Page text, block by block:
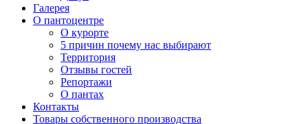
Галерея
О пантоцентре
О курорте
5 причин почему нас выбирают
Территория
Отзывы гостей
Репортажи
О пантах
Контакты
Товары собственного производства